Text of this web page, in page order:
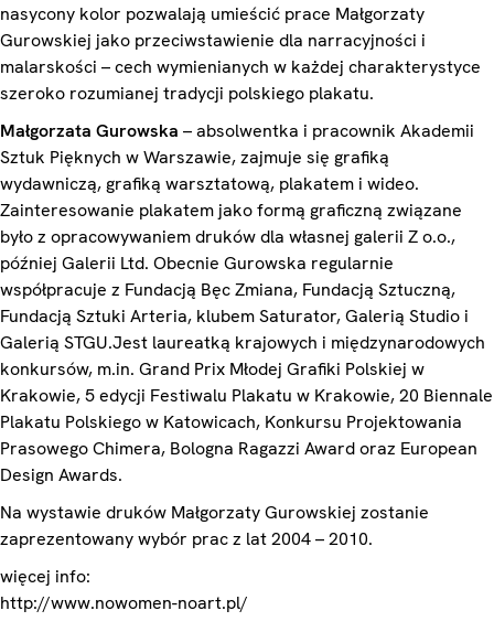
nasycony kolor pozwalają umieścić prace Małgorzaty
Gurowskiej jako przeciwstawienie dla narracyjności i
malarskości – cech wymienianych w każdej charakterystyce
szeroko rozumianej tradycji polskiego plakatu.
Małgorzata Gurowska – absolwentka i pracownik Akademii
Sztuk Pięknych w Warszawie, zajmuje się grafiką
wydawniczą, grafiką warsztatową, plakatem i wideo.
Zainteresowanie plakatem jako formą graficzną związane
było z opracowywaniem druków dla własnej galerii Z o.o.,
później Galerii Ltd. Obecnie Gurowska regularnie
współpracuje z Fundacją Bęc Zmiana, Fundacją Sztuczną,
Fundacją Sztuki Arteria, klubem Saturator, Galerią Studio i
Galerią STGU.Jest laureatką krajowych i międzynarodowych
konkursów, m.in. Grand Prix Młodej Grafiki Polskiej w
Krakowie, 5 edycji Festiwalu Plakatu w Krakowie, 20 Biennale
Plakatu Polskiego w Katowicach, Konkursu Projektowania
Prasowego Chimera, Bologna Ragazzi Award oraz European
Design Awards.
Na wystawie druków Małgorzaty Gurowskiej zostanie
zaprezentowany wybór prac z lat 2004 – 2010.
więcej info:
http://www.nowomen-noart.pl/